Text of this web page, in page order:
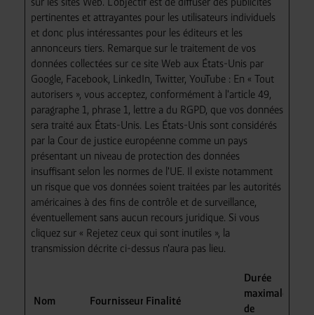
disponibles ou sans que tous les droits des personnes
concernées soient applicables. Vous pouvez procéder à
des paramétrages individuels des cookies selon les
catégories en cliquant sur « Ajuster ». Rejetez tous les
cookies facultatifs en cliquant sur « Rejeter les cookies
inutiles ».Vous pouvez révoquer ou modifier votre
consentement à tout moment en utilisant le lien
cookie dans le pied de page du site.
pertinentes et attrayantes pour les utilisateurs individuels
et donc plus intéressantes pour les éditeurs et les
annonceurs tiers. Remarque sur le traitement de vos
données collectées sur ce site Web aux États-Unis par
Google, Facebook, LinkedIn, Twitter, YouTube : En « Tout
autorisers », vous acceptez, conformément à l'article 49,
paragraphe 1, phrase 1, lettre a du RGPD, que vos données
sera traité aux États-Unis. Les États-Unis sont considérés
par la Cour de justice européenne comme un pays
présentant un niveau de protection des données
insuffisant selon les normes de l'UE. Il existe notamment
un risque que vos données soient traitées par les autorités
américaines à des fins de contrôle et de surveillance,
éventuellement sans aucun recours juridique. Si vous
cliquez sur « Rejetez ceux qui sont inutiles », la
transmission décrite ci-dessus n'aura pas lieu.
Nom Fournisseur Finalité
Durée
maximale
de